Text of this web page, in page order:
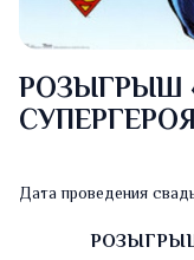
РОЗЫГРЫШ
Дата проведения